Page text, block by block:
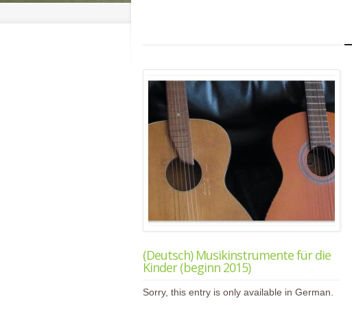
(Deutsch) Musikinstrumente für die
Kinder (beginn 2015)
Sorry, this entry is only available in German.